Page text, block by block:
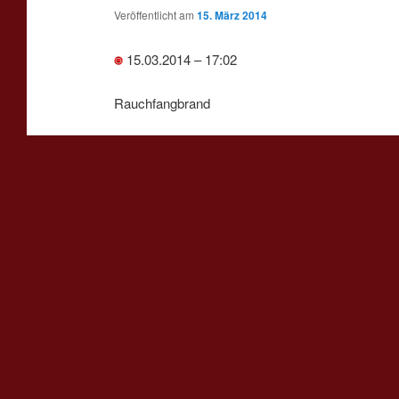
Veröffentlicht am 15. März 2014
15.03.2014 – 17:02
Rauchfangbrand